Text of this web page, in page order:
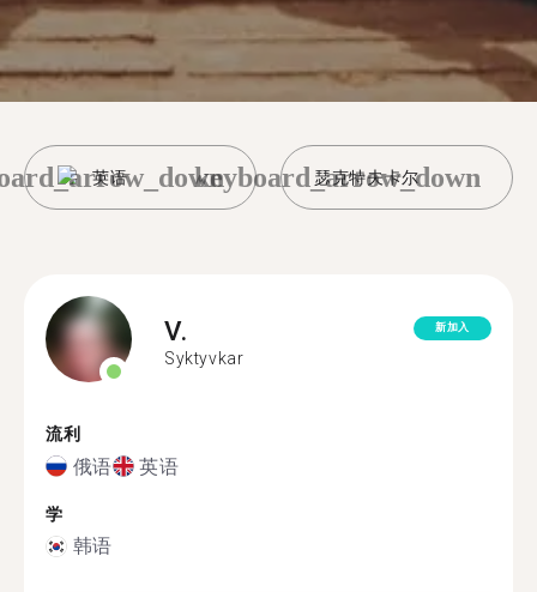
英语 瑟克特夫卡尔
keyboard_arrow_down
V.
Syktyvkar
新加入
流利
俄语 英语
学
韩语